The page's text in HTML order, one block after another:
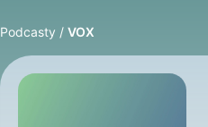
Podcasty VOX